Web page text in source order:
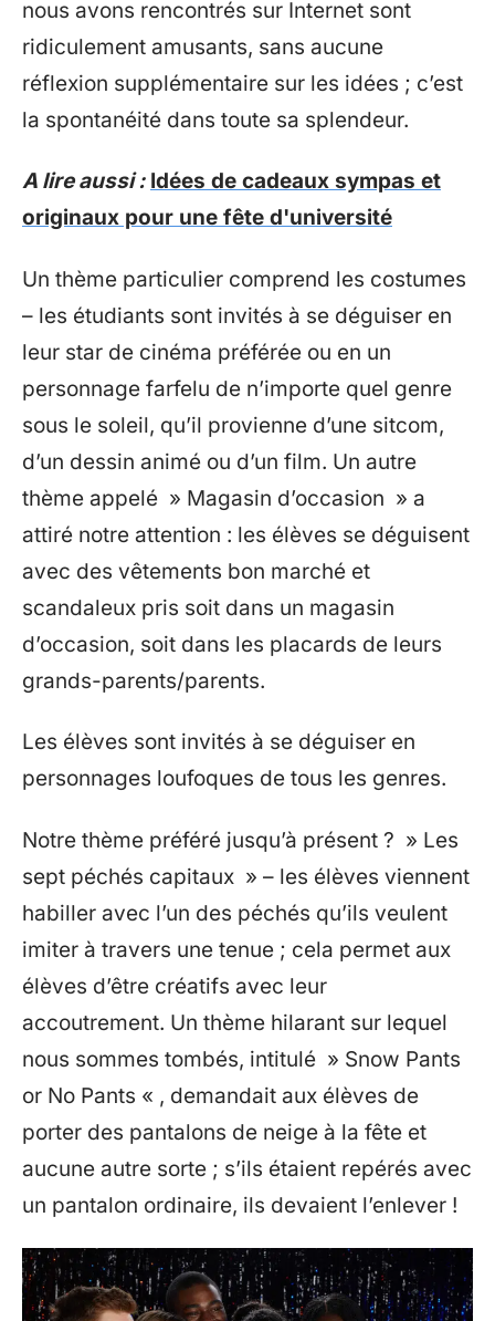
nous avons rencontrés sur Internet sont
ridiculement amusants, sans aucune
réflexion supplémentaire sur les idées ; c’est
la spontanéité dans toute sa splendeur.
A lire aussi : Idées de cadeaux sympas et
originaux pour une fête d'université
Un thème particulier comprend les costumes
– les étudiants sont invités à se déguiser en
leur star de cinéma préférée ou en un
personnage farfelu de n’importe quel genre
sous le soleil, qu’il provienne d’une sitcom,
d’un dessin animé ou d’un film. Un autre
thème appelé » Magasin d’occasion » a
attiré notre attention : les élèves se déguisent
avec des vêtements bon marché et
scandaleux pris soit dans un magasin
d’occasion, soit dans les placards de leurs
grands-parents/parents.
Les élèves sont invités à se déguiser en
personnages loufoques de tous les genres.
Notre thème préféré jusqu’à présent ? » Les
sept péchés capitaux » – les élèves viennent
habiller avec l’un des péchés qu’ils veulent
imiter à travers une tenue ; cela permet aux
élèves d’être créatifs avec leur
accoutrement. Un thème hilarant sur lequel
nous sommes tombés, intitulé » Snow Pants
or No Pants « , demandait aux élèves de
porter des pantalons de neige à la fête et
aucune autre sorte ; s’ils étaient repérés avec
un pantalon ordinaire, ils devaient l’enlever !